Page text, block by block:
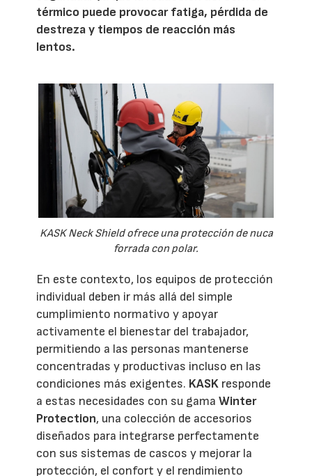
térmico puede provocar fatiga, pérdida de
destreza y tiempos de reacción más
lentos.
KASK Neck Shield ofrece una protección de nuca
forrada con polar.
En este contexto, los equipos de protección
individual deben ir más allá del simple
cumplimiento normativo y apoyar
activamente el bienestar del trabajador,
permitiendo a las personas mantenerse
concentradas y productivas incluso en las
condiciones más exigentes. KASK responde
a estas necesidades con su gamaWinter
Protection, una colección de accesorios
diseñados para integrarse perfectamente
con sus sistemas de cascos y mejorar la
protección, el confort y el rendimiento